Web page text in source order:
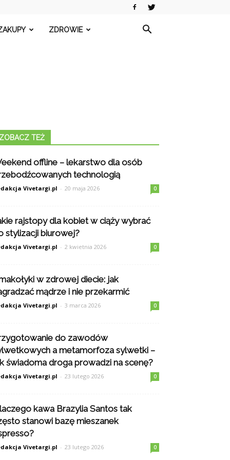
ZDROWIE
ZOBACZ TEŻ
offline – lekarstwo dla osób
technologią
Vivetargi.pl - 20 maja 2026 0
rajstopy dla kobiet w ciąży wybrać
stylizacji biurowej?
Vivetargi.pl - 2 kwietnia 2026 0
w zdrowej diecie: jak
mądrze i nie przekarmić
Vivetargi.pl - 3 marca 2026 0
do zawodów
a metamorfoza sylwetki –
świadoma droga prowadzi na scenę?
Vivetargi.pl - 23 lutego 2026 0
kawa Brazylia Santos tak
stanowi bazę mieszanek
Vivetargi.pl - 23 lutego 2026 0